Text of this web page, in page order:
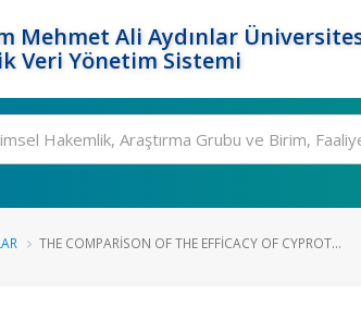
Mehmet Ali Aydınlar
Veri Yönetim Sistemi
THE COMPARISON OF THE EFFICACY OF CYPROT...